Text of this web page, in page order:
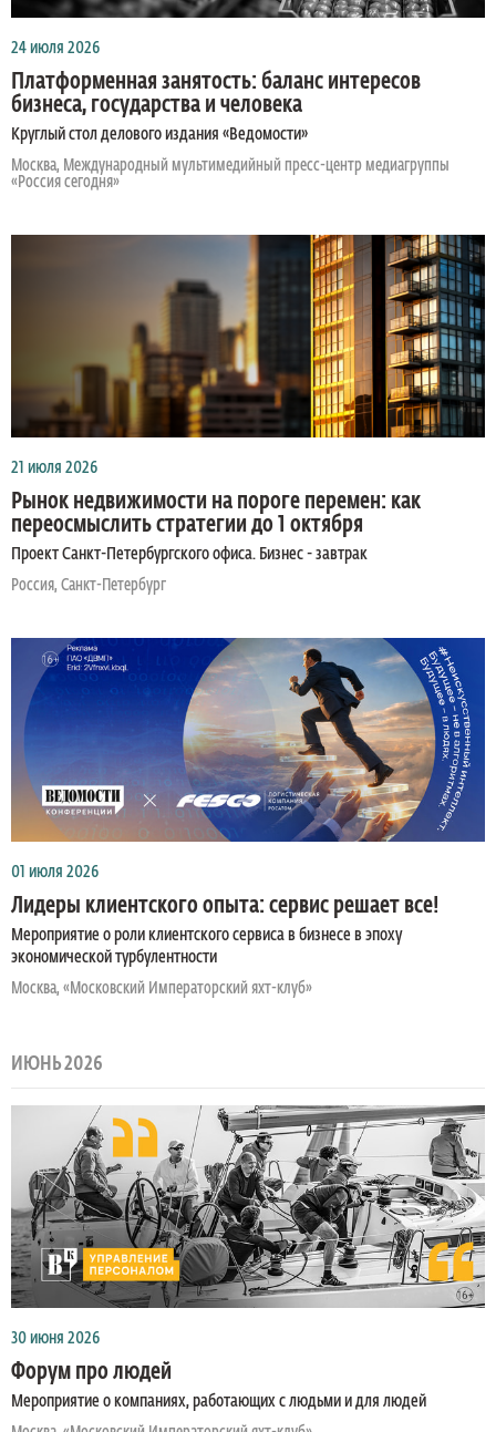
24 июля 2026
Платформенная занятость: баланс интересов
бизнеса, государства и человека
Круглый стол делового издания «Ведомости»
Москва, Международный мультимедийный пресс-центр медиагруппы
«Россия сегодня»
21 июля 2026
Рынок недвижимости на пороге перемен: как
переосмыслить стратегии до 1 октября
Проект Санкт-Петербургского офиса. Бизнес - завтрак
Россия, Санкт-Петербург
01 июля 2026
Лидеры клиентского опыта: сервис решает все!
Мероприятие о роли клиентского сервиса в бизнесе в эпоху
экономической турбулентности
Москва, «Московский Императорский яхт-клуб»
ИЮНЬ 2026
30 июня 2026
Форум про людей
Мероприятие о компаниях, работающих с людьми и для людей